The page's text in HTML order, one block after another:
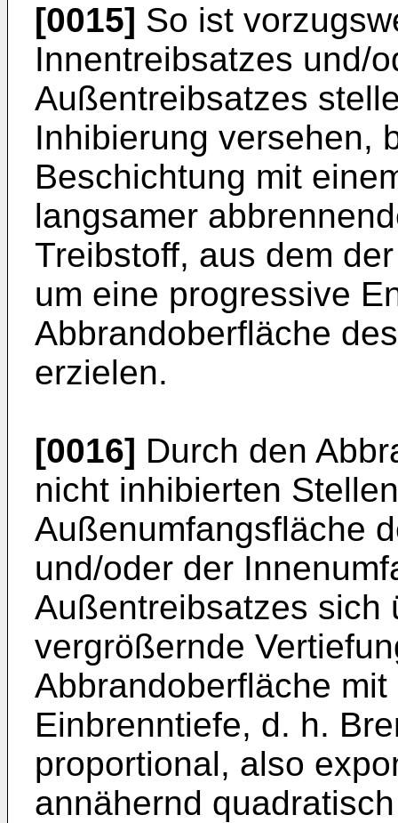
[0015] So ist
Innentreibsatzes und/
Außentreibsatzes
Inhibierung versehen,
Beschichtung mit
langsamer
Treibstoff, aus dem
um eine progressive
Abbrandoberfläche
erzielen.
[0016] Durch den
nicht inhibierten
Außenumfangsfläche
und/oder der
Außentreibsatzes sich
vergrößernde
Abbrandoberfläche
Einbrenntiefe, d. h.
proportional, also
annähernd